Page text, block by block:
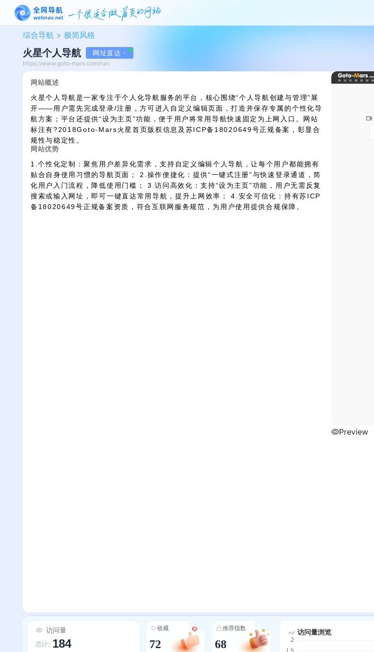
综合导航 >极简风格
火星个人导航 网址直达
https://www.goto-mars.com/nav
网站概述
火星个人导航是一家专注于个人化导航服务的平台，核心围绕“个人导航创建与管理”展
开——用户需先完成登录/注册，方可进入自定义编辑页面，打造并保存专属的个性化导
航方案；平台还提供“设为主页”功能，便于用户将常用导航快速固定为上网入口。网站
标注有?2018Goto-Mars火星首页版权信息及苏ICP备18020649号正规备案，彰显合
规性与稳定性。
网站优势
1.个性化定制：聚焦用户差异化需求，支持自定义编辑个人导航，让每个用户都能拥有
贴合自身使用习惯的导航页面； 2.操作便捷化：提供“一键式注册”与快速登录通道，简
化用户入门流程，降低使用门槛； 3.访问高效化：支持“设为主页”功能，用户无需反复
搜索或输入网址，即可一键直达常用导航，提升上网效率； 4.安全可信化：持有苏ICP
备18020649号正规备案资质，符合互联网服务规范，为用户使用提供合规保障。
Preview
访问量
总计: 184
收藏
72
推荐指数
68